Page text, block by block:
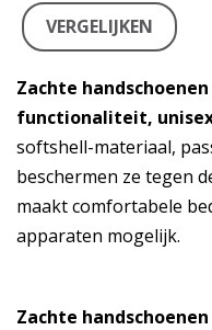
VERGELIJKEN
Zachte
functionaliteit,
softshell-materiaal,
beschermen ze tegen
maakt comfortabele
apparaten mogelijk.
Zachte